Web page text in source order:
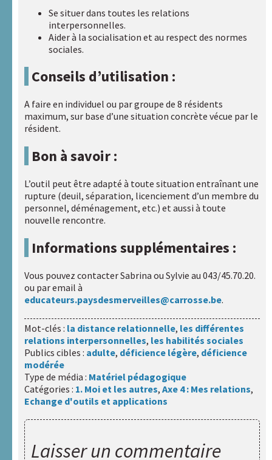
Se situer dans toutes les relations
interpersonnelles.
Aider à la socialisation et au respect des normes
sociales.
Conseils d’utilisation :
A faire en individuel ou par groupe de 8 résidents
maximum, sur base d’une situation concrète vécue par le
résident.
Bon à savoir :
L’outil peut être adapté à toute situation entraînant une
rupture (deuil, séparation, licenciement d’un membre du
personnel, déménagement, etc.) et aussi à toute
nouvelle rencontre.
Informations supplémentaires :
Vous pouvez contacter Sabrina ou Sylvie au 043/45.70.20.
ou par email à
educateurs.paysdesmerveilles@carrosse.be.
Mot-clés : la distance relationnelle, les différentes
relations interpersonnelles, les habilités sociales
Publics cibles : adulte, déficience légère, déficience
modérée
Type de média : Matériel pédagogique
Catégories : 1. Moi et les autres, Axe 4 : Mes relations,
Echange d'outils et applications
Laisser un commentaire